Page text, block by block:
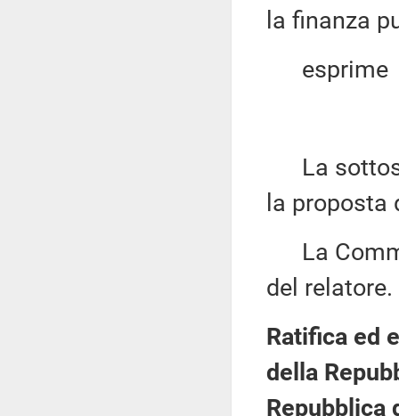
la finanza
esprime
La
la
La
del relatore.
Ratifica ed
della
Repubblica